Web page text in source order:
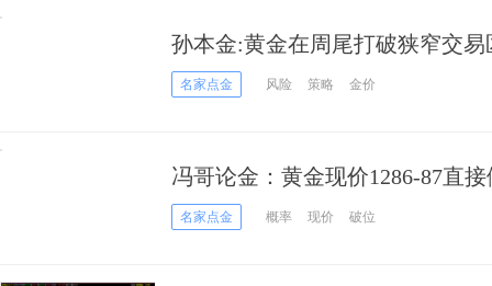
孙本金:黄金在周尾打破狭窄交
名家点金 风险 策略 金价
冯哥论金：黄金现价1286-87直
名家点金 概率 现价 破位